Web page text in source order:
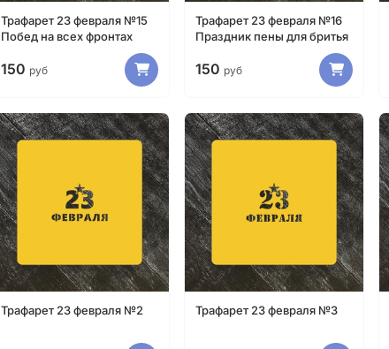
Трафарет 23 февраля №15
Побед на всех фронтах
150 руб
Трафарет 23 февраля №16
Праздник пены для бритья
150 руб
Трафарет 23 февраля №2 Трафарет 23 февраля №3